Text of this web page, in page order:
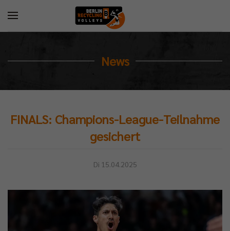
News
FINALS: Champions-League-Teilnahme
gesichert
Di 15.04.2025